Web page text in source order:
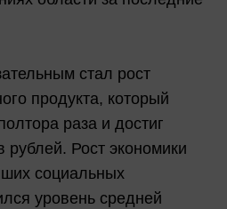
стал рост
продукта, который
раза и достиг
рублей. Рост экономики
социальных
уровень средней